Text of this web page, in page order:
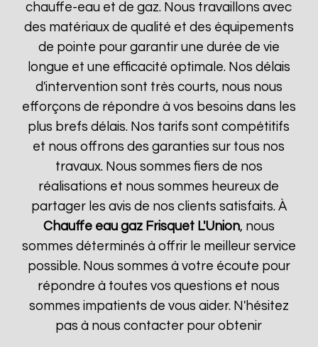
chauffe-eau et de gaz. Nous travaillons avec
des matériaux de qualité et des équipements
de pointe pour garantir une durée de vie
longue et une efficacité optimale. Nos délais
d'intervention sont très courts, nous nous
efforçons de répondre à vos besoins dans les
plus brefs délais. Nos tarifs sont compétitifs
et nous offrons des garanties sur tous nos
travaux. Nous sommes fiers de nos
réalisations et nous sommes heureux de
partager les avis de nos clients satisfaits. À
Chauffe eau gaz Frisquet L'Union, nous
sommes déterminés à offrir le meilleur service
possible. Nous sommes à votre écoute pour
répondre à toutes vos questions et nous
sommes impatients de vous aider. N'hésitez
pas à nous contacter pour obtenir